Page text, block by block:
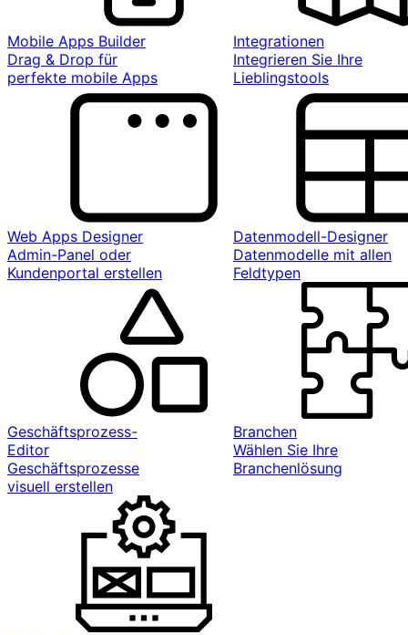
Mobile Apps Builder
Drag & Drop für
perfekte mobile Apps
Integrationen
Integrieren Sie Ihre
Lieblingstools
Web Apps Designer
Admin-Panel oder
Kundenportal erstellen
Datenmodell-Designer
Datenmodelle mit allen
Feldtypen
Geschäftsprozess-
Editor
Geschäftsprozesse
visuell erstellen
Branchen
Wählen Sie Ihre
Branchenlösung